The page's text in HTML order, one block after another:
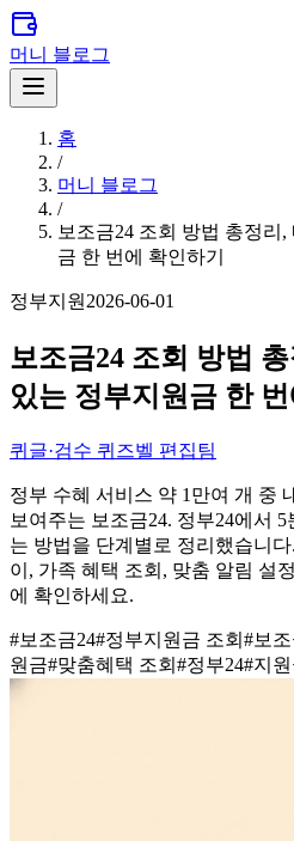
머니 블로그
홈
/
머니 블로그
/
보조금24 조회 방법 총정리
금 한 번에 확인하기
정부지원 2026-06-01
보조금24 조회 방법
있는 정부지원금 한 번
퀴 글·검수 퀴즈벨 편집팀
정부 수혜 서비스 약 1만여 개 중
보여주는 보조금24. 정부24에서
는 방법을 단계별로 정리했습니
이, 가족 혜택 조회, 맞춤 알림 설
에 확인하세요.
#보조금24#정부지원금 조회 #보
원금#맞춤혜택 조회 #정부24#지